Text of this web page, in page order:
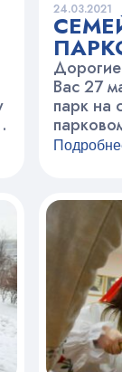
24.03.2021
Вас 27
парк на
легенд
–